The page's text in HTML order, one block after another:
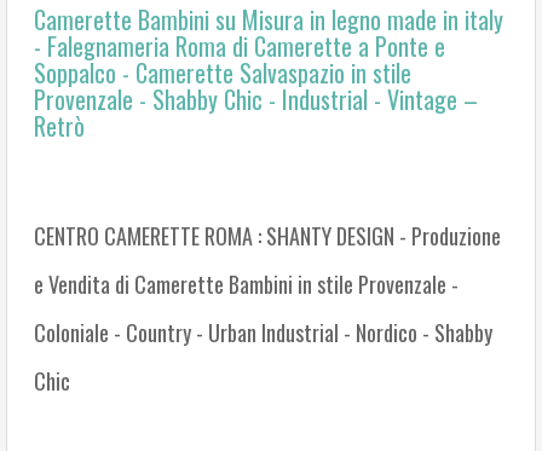
DIVANI E POLTRONE
CAMERA DA LETTO
BAGNO
LAMPADARI & LAMPADE
COMPLEMENTI ARREDO
CUCINE
CAMERETTE BAMBINI
Camerette Bambini su Misura in legno made in italy
- Falegnameria Roma di Camerette a Ponte e
Soppalco - Camerette Salvaspazio in stile
Provenzale - Shabby Chic - Industrial - Vintage –
Retrò
CENTRO CAMERETTE ROMA : SHANTY DESIGN - Produzione
e Vendita di Camerette Bambini in stile Provenzale -
Coloniale - Country - Urban Industrial - Nordico - Shabby
Chic